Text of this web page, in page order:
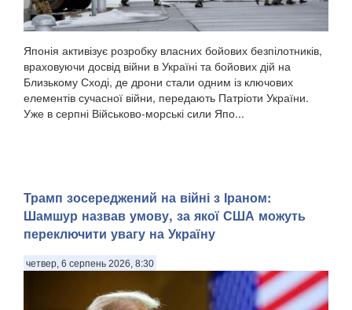
Японія активізує розробку власних бойових безпілотників,
враховуючи досвід війни в Україні та бойових дій на
Близькому Сході, де дрони стали одним із ключових
елементів сучасної війни, передають Патріоти України.
Уже в серпні Військово-морські сили Япо...
Трамп зосереджений на війні з Іраном:
Шамшур назвав умову, за якої США можуть
переключити увагу на Україну
четвер, 6 серпень 2026, 8:30